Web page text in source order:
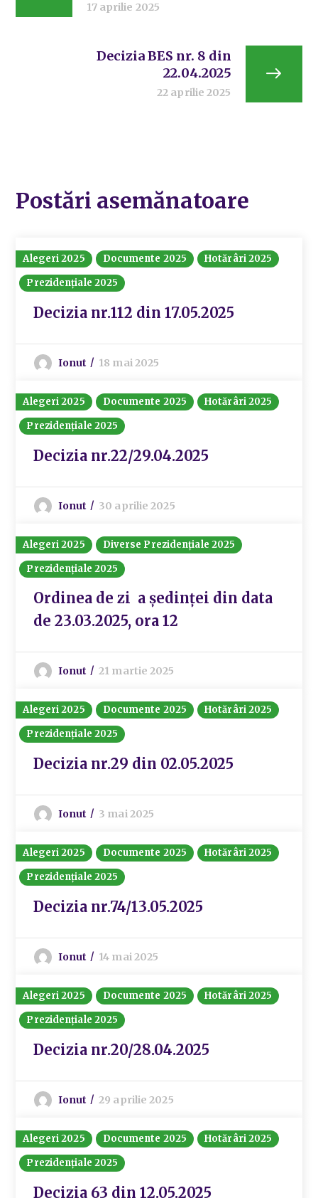
17 aprilie 2025
Decizia BES nr. 8 din
22.04.2025
22 aprilie 2025
Postări asemănatoare
Alegeri 2025 Documente 2025
Hotărâri 2025
Prezidențiale 2025
Decizia nr.112 din 17.05.2025
Ionut 18 mai 2025
Alegeri 2025 Documente 2025
Hotărâri 2025
Prezidențiale 2025
Decizia nr.22/29.04.2025
Ionut 30 aprilie 2025
Alegeri 2025
Diverse Prezidențiale 2025
Prezidențiale 2025
Ordinea de zi a ședinței din data
de 23.03.2025, ora 12
Ionut 21 martie 2025
Alegeri 2025 Documente 2025
Hotărâri 2025
Prezidențiale 2025
Decizia nr.29 din 02.05.2025
Ionut 3 mai 2025
Alegeri 2025 Documente 2025
Hotărâri 2025
Prezidențiale 2025
Decizia nr.74/13.05.2025
Ionut 14 mai 2025
Alegeri 2025 Documente 2025
Hotărâri 2025
Prezidențiale 2025
Decizia nr.20/28.04.2025
Ionut 29 aprilie 2025
Alegeri 2025 Documente 2025
Hotărâri 2025
Prezidențiale 2025
Decizia 63 din 12.05.2025